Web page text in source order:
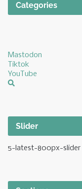
Categories
Mastodon
Tiktok
YouTube
Slider
5-latest-800px-slider